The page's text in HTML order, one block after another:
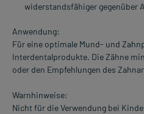
widerstandsfähiger gegenüber
Anwendung:
Für eine optimale Mund- und
Interdentalprodukte. Die Zähne
oder den Empfehlungen des
Warnhinweise:
Nicht für die Verwendung bei